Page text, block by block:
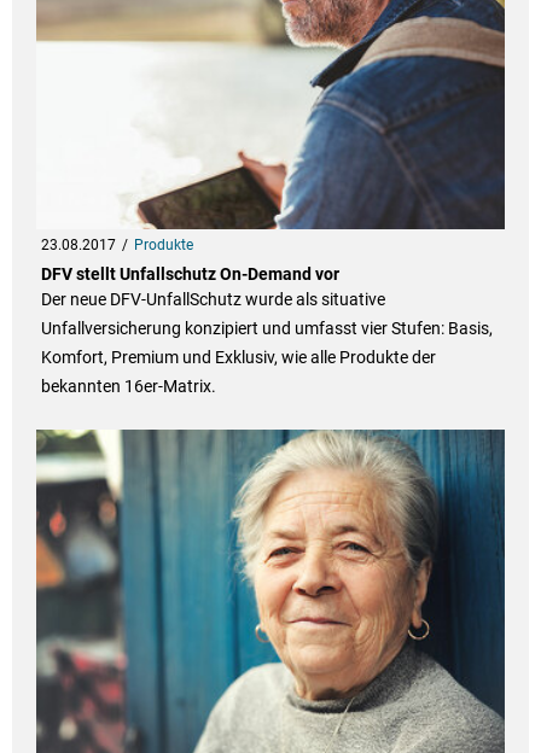
23.08.2017 Produkte
DFV stellt Unfallschutz On-Demand vor
Der neue DFV-UnfallSchutz wurde als situative
Unfallversicherung konzipiert und umfasst vier Stufen: Basis,
Komfort, Premium und Exklusiv, wie alle Produkte der
bekannten 16er-Matrix.